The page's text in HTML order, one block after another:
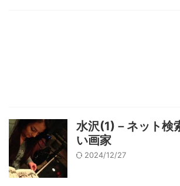
水沢(1)－ネット検
い画家
2024/12/27